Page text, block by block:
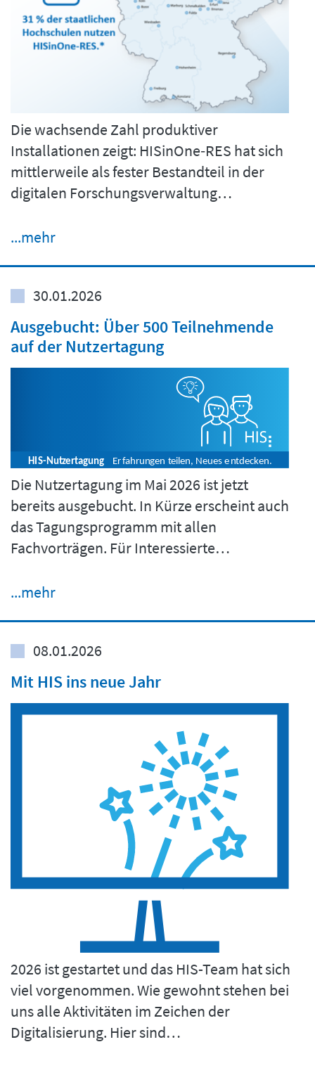
Die wachsende Zahl produktiver
Installationen zeigt: HISinOne‑RES hat sich
mittlerweile als fester Bestandteil in der
digitalen Forschungsverwaltung…
...mehr
30.01.2026
Ausgebucht: Über 500 Teilnehmende
auf der Nutzertagung
Die Nutzertagung im Mai 2026 ist jetzt
bereits ausgebucht. In Kürze erscheint auch
das Tagungsprogramm mit allen
Fachvorträgen. Für Interessierte…
...mehr
08.01.2026
Mit HIS ins neue Jahr
2026 ist gestartet und das HIS-Team hat sich
viel vorgenommen. Wie gewohnt stehen bei
uns alle Aktivitäten im Zeichen der
Digitalisierung. Hier sind…